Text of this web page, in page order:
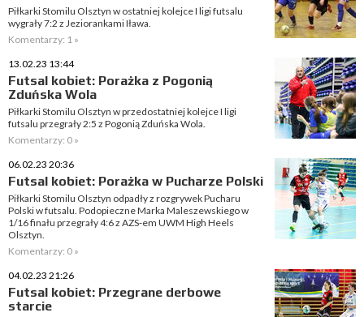
Piłkarki Stomilu Olsztyn w ostatniej kolejce I ligi futsalu
wygrały 7:2 z Jeziorankami Iława.
Komentarzy: 1 »
13.02.23 13:44
Futsal kobiet: Porażka z Pogonią
Zduńska Wola
Piłkarki Stomilu Olsztyn w przedostatniej kolejce I ligi
futsalu przegrały 2:5 z Pogonią Zduńska Wola.
Komentarzy: 0 »
06.02.23 20:36
Futsal kobiet: Porażka w Pucharze Polski
Piłkarki Stomilu Olsztyn odpadły z rozgrywek Pucharu
Polski w futsalu. Podopieczne Marka Maleszewskiego w
1/16 finału przegrały 4:6 z AZS-em UWM High Heels
Olsztyn.
Komentarzy: 0 »
04.02.23 21:26
Futsal kobiet: Przegrane derbowe
starcie